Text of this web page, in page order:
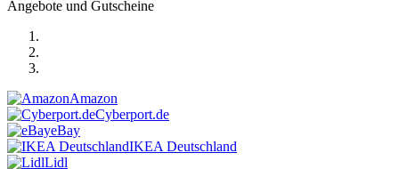
Angebote und Gutscheine
Amazon
Cyberport.de
eBay
IKEA Deutschland
Lidl